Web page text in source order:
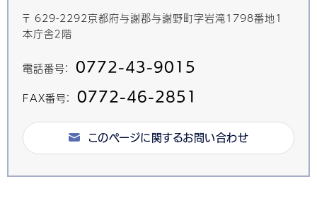
〒 629-2292京都府与謝郡与謝野町字岩滝1798番地1
本庁舎２階
電話番号： 0772-43-9015
FAX番号： 0772-46-2851
このページに関するお問い合わせ